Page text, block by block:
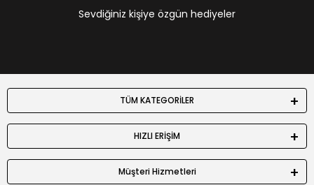
Sevdiğiniz kişiye özgün hediyeler
TÜM KATEGORİLER
HIZLI ERİŞİM
Müşteri Hizmetleri